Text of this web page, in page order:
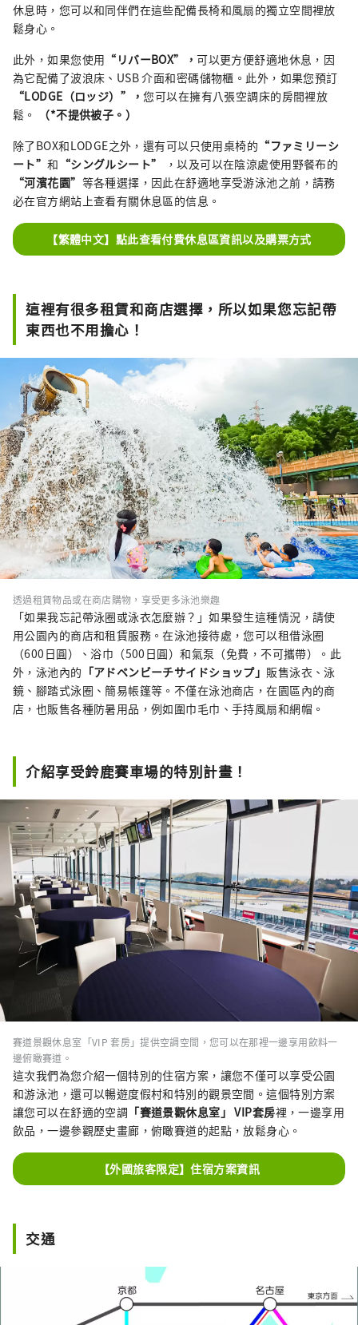
休息時，您可以和同伴們在這些配備長椅和風扇的獨立空間裡放
鬆身心。
此外，如果您使用 “リバーBOX”，可以更方便舒適地休息，因
為它配備了波浪床、USB 介面和密碼儲物櫃。此外，如果您預訂
“LODGE（ロッジ）”，您可以在擁有八張空調床的房間裡放
鬆。
（*不提供被子。）
除了BOX和LODGE之外，還有可以只使用桌椅的 “ファミリーシ
ート”和 “シングルシート”
，以及可以在陰涼處使用野餐布的
“河濱花園” 等各種選擇，因此在舒適地享受游泳池之前，請務
必在官方網站上查看有關休息區的信息。
【繁體中文】點此查看付費休息區資訊以及購票方式
這裡有很多租賃和商店選擇，所以如果您忘記帶
東西也不用擔心！
透過租賃物品或在商店購物，享受更多泳池樂趣
「如果我忘記帶泳圈或泳衣怎麼辦？」如果發生這種情況，請使
用公園內的商店和租賃服務。在泳池接待處，您可以租借泳圈
（600日圓）、浴巾（500日圓）和氣泵（免費，不可攜帶）。此
外，泳池內的 「アドベンビーチサイドショップ」 販售泳衣、泳
鏡、腳踏式泳圈、簡易帳篷等。不僅在泳池商店，在園區內的商
店，也販售各種防暑用品，例如圍巾毛巾、手持風扇和網帽。
介紹享受鈴鹿賽車場的特別計畫！
賽道景觀休息室「VIP 套房」提供空調空間，您可以在那裡一邊享用飲料一
邊俯瞰賽道。
這次我們為您介紹一個特別的住宿方案，讓您不僅可以享受公園
和游泳池，還可以暢遊度假村和特別的觀景空間。這個特別方案
讓您可以在舒適的空調 「賽道景觀休息室」 VIP套房裡，一邊享用
飲品，一邊參觀歷史畫廊，俯瞰賽道的起點，放鬆身心。
【外國旅客限定】住宿方案資訊
交通